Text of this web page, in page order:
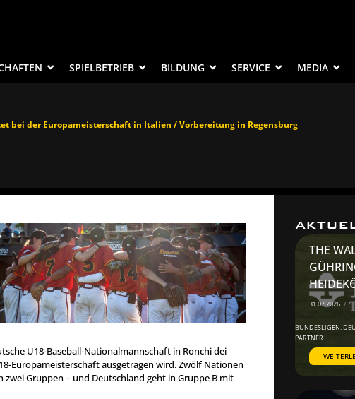
SPIELBETRIEB BILDUNG SERVICE MEDIA
bei der Europameisterschaft in Italien / Vorbereitung in Regensburg
U18-Baseball-Nationalmannschaft in Ronchi dei
Europameisterschaft ausgetragen wird. Zwölf Nationen
Gruppen – und Deutschland geht in Gruppe B mit
THE
31.07.2026 /
BUNDESLIGEN,
PARTNER